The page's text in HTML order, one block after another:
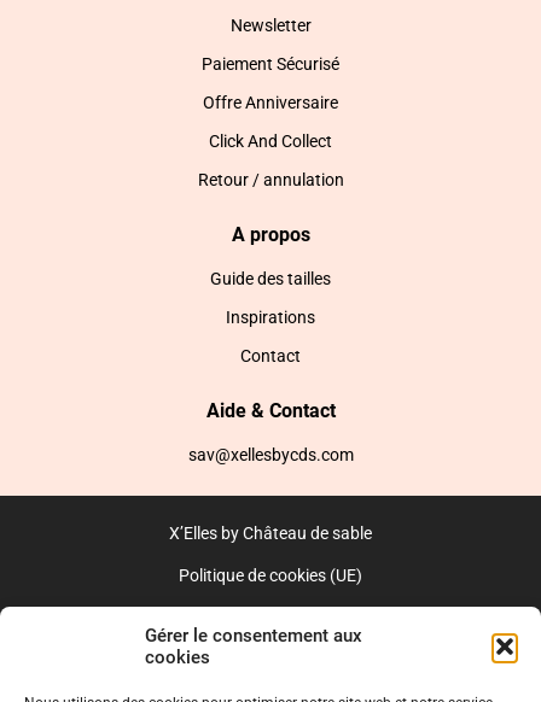
Gérer le consentement aux
cookies
Newsletter
Paiement Sécurisé
Offre Anniversaire
Click And Collect
Retour / annulation
A propos
Guide des tailles
Inspirations
Contact
Aide & Contact
sav@xellesbycds.com
X’Elles by Château de sable
Politique de cookies (UE)
Réalisé par l’agence web :